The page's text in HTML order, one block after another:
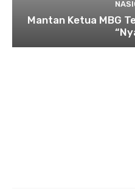
Mantan Ketua MBG